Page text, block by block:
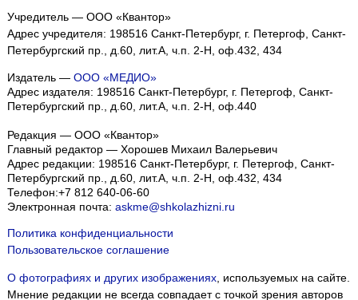
Учредитель — ООО «Квантор»
Адрес учредителя: 198516 Санкт-Петербург, г. Петергоф, Санкт-
Петербургский пр., д.60, лит.А, ч.п. 2-Н, оф.432, 434
Издатель — ООО «МЕДИО»
Адрес издателя: 198516 Санкт-Петербург, г. Петергоф, Санкт-
Петербургский пр., д.60, лит.А, ч.п. 2-Н, оф.440
Редакция — ООО «Квантор»
Главный редактор — Хорошев Михаил Валерьевич
Адрес редакции: 198516 Санкт-Петербург, г. Петергоф, Санкт-
Петербургский пр., д.60, лит.А, ч.п. 2-Н, оф.432, 434
Телефон:+7 812 640-06-60
Электронная почта: askme@shkolazhizni.ru
Политика конфиденциальности
Пользовательское соглашение
О фотографиях и других изображениях, используемых на сайте.
Мнение редакции не всегда совпадает с точкой зрения авторов